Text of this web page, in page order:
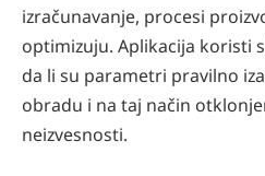
izračunavanje, procesi
optimizuju. Aplikacija koristi
da li su parametri pravilno
obradu i na taj način
neizvesnosti.